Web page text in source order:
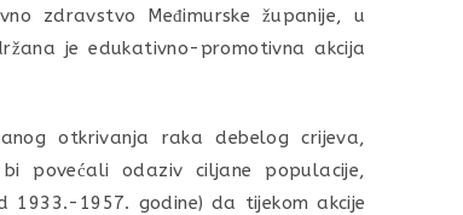
zdravstvo Međimurske županije, u
je edukativno-promotivna akcija
otkrivanja raka debelog crijeva,
povećali odaziv ciljane populacije,
1933.-1957. godine) da tijekom akcije